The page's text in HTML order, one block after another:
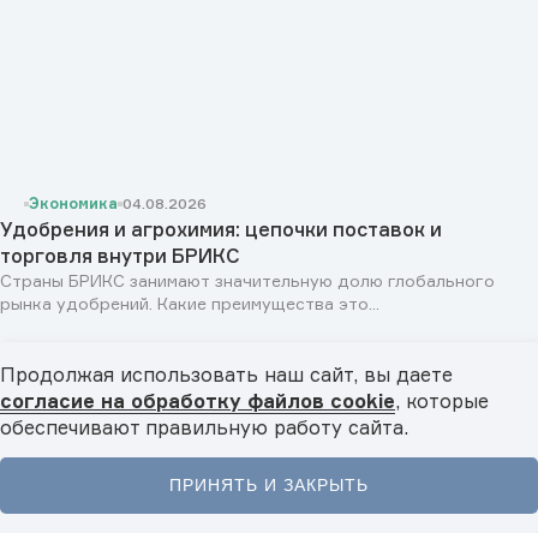
Главная Новости Видео Подкасты Меню
Экономика 04.08.2026
Удобрения и агрохимия: цепочки поставок и
торговля внутри БРИКС
Страны БРИКС занимают значительную долю глобального
рынка удобрений. Какие преимущества это...
Продолжая использовать наш сайт, вы даете
согласие на обработку файлов cookie, которые
обеспечивают правильную работу сайта.
ПРИНЯТЬ И ЗАКРЫТЬ